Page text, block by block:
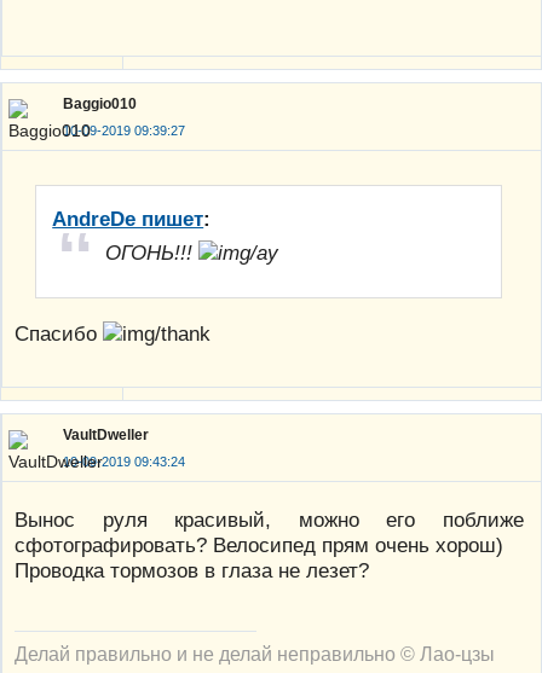
Baggio010
10-09-2019 09:39:27
AndreDe пишет:
ОГОНЬ!!!
Спасибо
VaultDweller
10-09-2019 09:43:24
Вынос руля красивый, можно его поближе
сфотографировать? Велосипед прям очень хорош)
Проводка тормозов в глаза не лезет?
Делай правильно и не делай неправильно © Лао-цзы